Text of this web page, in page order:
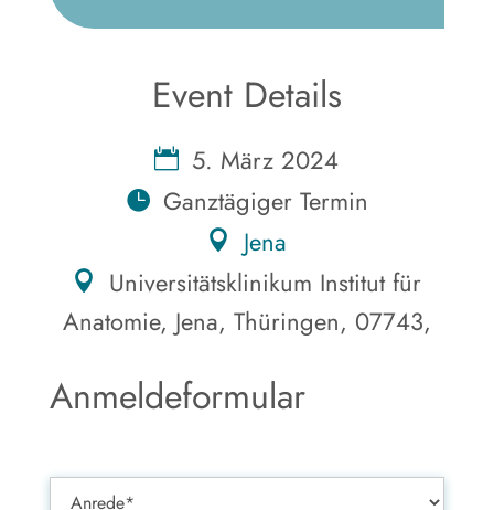
Event Details
5. März 2024
Ganztägiger Termin
Jena
Universitätsklinikum Institut für
Anatomie, Jena, Thüringen, 07743,
Anmeldeformular